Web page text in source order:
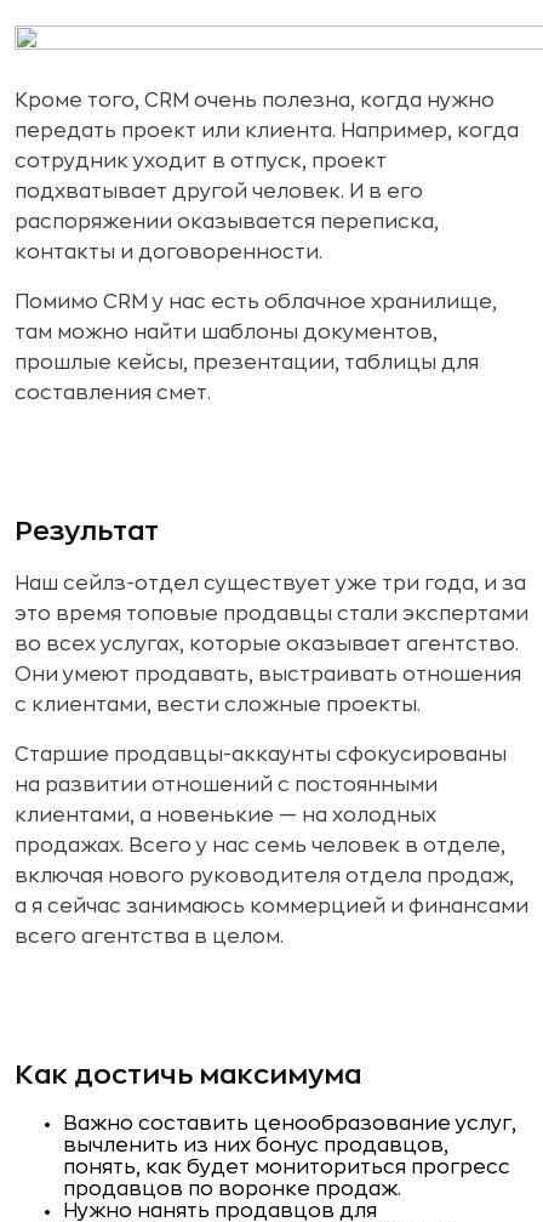
Кроме того, CRM очень полезна, когда нужно
передать проект или клиента. Например, когда
сотрудник уходит в отпуск, проект
подхватывает другой человек. И в его
распоряжении оказывается переписка,
контакты и договоренности.
Помимо CRM у нас есть облачное хранилище,
там можно найти шаблоны документов,
прошлые кейсы, презентации, таблицы для
составления смет.
Результат
Наш сейлз-отдел существует уже три года, и за
это время топовые продавцы стали экспертами
во всех услугах, которые оказывает агентство.
Они умеют продавать, выстраивать отношения
с клиентами, вести сложные проекты.
Старшие продавцы-аккаунты сфокусированы
на развитии отношений с постоянными
клиентами, а новенькие — на холодных
продажах. Всего у нас семь человек в отделе,
включая нового руководителя отдела продаж,
а я сейчас занимаюсь коммерцией и финансами
всего агентства в целом.
Как достичь максимума
Важно составить ценообразование услуг,
вычленить из них бонус продавцов,
понять, как будет мониториться прогресс
продавцов по воронке продаж.
Нужно нанять продавцов для